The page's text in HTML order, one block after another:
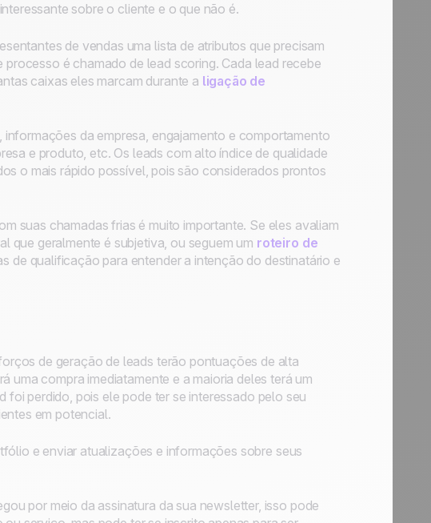
sobre o cliente e o que não é.
de vendas uma lista de atributos que precisam
processo é chamado de lead scoring. Cada lead recebe
caixas eles marcam durante a ligação de
da empresa, engajamento e comportamento
e produto, etc. Os leads com alto índice de qualidade
o mais rápido possível, pois são considerados prontos
suas chamadas frias é muito importante. Se eles avaliam
que geralmente é subjetiva, ou seguem um roteiro de
de qualificação para entender a intenção do destinatário e
de geração de leads terão pontuações de alta
uma compra imediatamente e a maioria deles terá um
perdido, pois ele pode ter se interessado pelo seu
em potencial.
e enviar atualizações e informações sobre seus
por meio da assinatura da sua newsletter, isso pode